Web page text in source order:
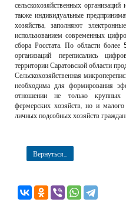
сельскохозяйственных
также индивидуальные
хозяйства, заполняют
использованием современных
сбора Росстата. По области
организаций переписались
территории Саратовской области
Сельскохозяйственная
необходима для формирования
отношении не только крупных
фермерских хозяйств, но и малого
личных подсобных хозяйств граждан
Вернуться...